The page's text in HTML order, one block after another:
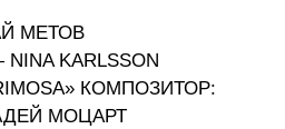
МЕТОВ
KARLSSON
КОМПОЗИТОР:
МОЦАРТ